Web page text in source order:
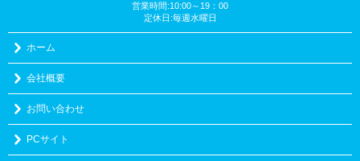
営業時間:10:00～19：00
定休日:毎週水曜日
ホーム
会社概要
お問い合わせ
PCサイト